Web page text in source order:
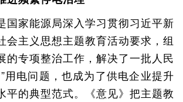
国家能源局深入学习贯彻习近平新
会主义思想主题教育活动要求，组
的专项整治工作，解决了一批人民
用电问题，也成为了供电企业提升
平的典型范式。《意见》把主题教